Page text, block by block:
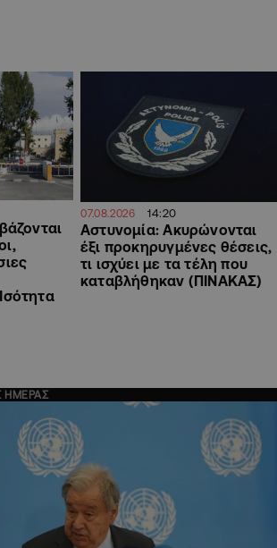
07.08.2026 14:20
Αστυνομία: Ακυρώνονται
έξι προκηρυγμένες θέσεις,
τι ισχύει με τα τέλη που
καταβλήθηκαν (ΠΙΝΑΚΑΣ)
ΗΜΕΡΑΣ